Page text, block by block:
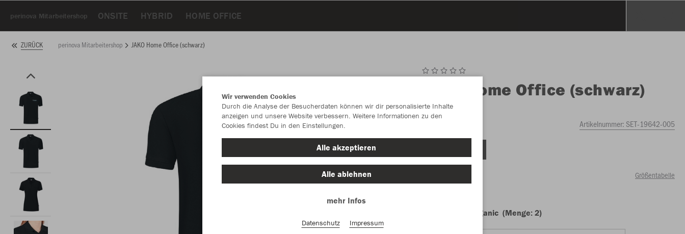
perinova Mitarbeitershop ONSITE HYBRID HOME OFFICE
ZURÜCK perinova Mitarbeitershop JAKO Home Office (schwarz)
Home Office (schwarz)
2x Polo (schwarz)
Artikelnummer:SET-19642-005
Größentabelle
Polo Organic (Menge: 2)
Wir verwenden Cookies
Durch die Analyse der Besucherdaten können wir dir personalisierte Inhalte
anzeigen und unsere Website verbessern. Weitere Informationen zu den
Cookies findest Du in den Einstellungen.
Alle akzeptieren
Alle ablehnen
mehr Infos
Datenschutz Impressum